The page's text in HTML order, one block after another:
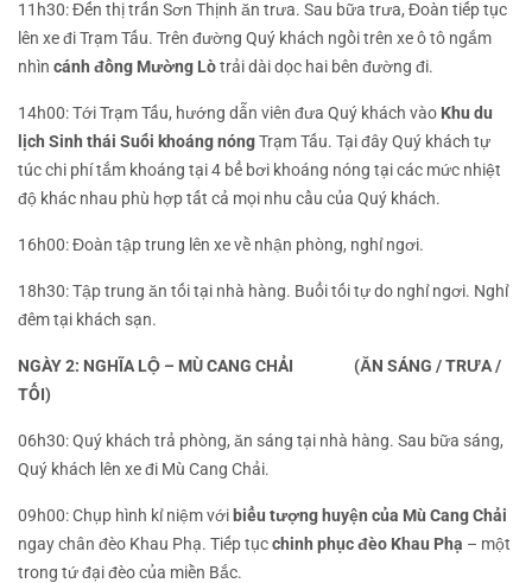
11h30:Đến thị trấn Sơn Thịnh ăn trưa. Sau bữa trưa, Đoàn tiếp tục
lên xe đi Trạm Tấu. Trên đường Quý khách ngồi trên xe ô tô ngắm
nhìn cánh đồng Mường Lòtrải dài dọc hai bên đường đi.
14h00:Tới Trạm Tấu, hướng dẫn viên đưa Quý khách vào Khu du
lịch Sinh thái Suối khoáng nóngTrạm Tấu. Tại đây Quý khách tự
túc chi phí tắm khoáng tại 4 bể bơi khoáng nóng tại các mức nhiệt
độ khác nhau phù hợp tất cả mọi nhu cầu của Quý khách.
16h00:Đoàn tập trung lên xe về nhận phòng, nghỉ ngơi.
18h30:Tập trung ăn tối tại nhà hàng. Buổi tối tự do nghỉ ngơi. Nghỉ
đêm tại khách sạn.
NGÀY 2: NGHĨA LỘ – MÙ CANG CHẢI
(ĂN SÁNG / TRƯA /
TỐI)
06h30:Quý khách trả phòng, ăn sáng tại nhà hàng. Sau bữa sáng,
Quý khách lên xe đi Mù Cang Chải.
09h00:Chụp hình kỉ niệm với biểu tượng huyện của Mù Cang Chải
ngay chân đèo Khau Phạ. Tiếp tụcchinh phục đèo Khau Phạ – một
trong tứ đại đèo của miền Bắc.